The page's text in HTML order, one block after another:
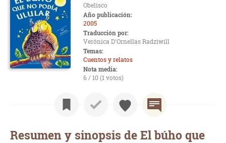
Obelisco
Año publicación:
2005
Traducción por:
Verónica D'Ornellas Radziwill
Temas:
Cuentos y relatos
Nota media:
6 / 10 (1 votos)
Resumen y sinopsis de El búho que